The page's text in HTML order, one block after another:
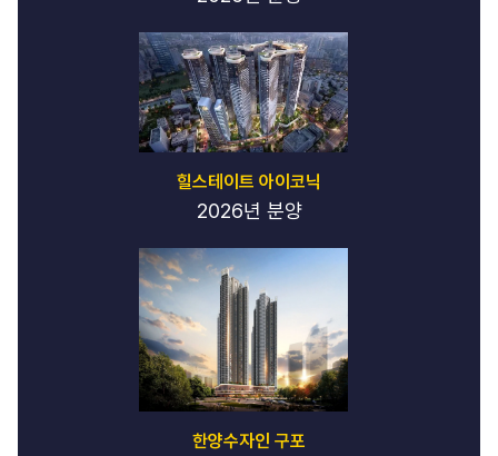
힐스테이트 아이코닉
2026년 분양
한양수자인 구포